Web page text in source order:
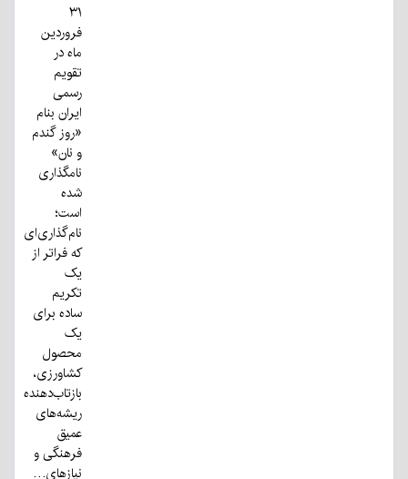
۳۱
فروردین
ماه در
تقویم
رسمی
ایران بنام
«روز گندم
و نان»
نامگذاری
شده
است؛
نام‌گذاری‌ای
که فراتر از
یک
تکریم
ساده برای
یک
محصول
کشاورزی،
بازتاب‌دهنده
ریشه‌های
عمیق
فرهنگی و
نیازهای…